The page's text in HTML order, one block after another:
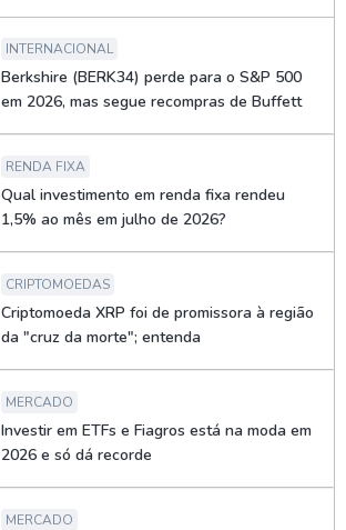
INTERNACIONAL
Berkshire (BERK34) perde para o S&P 500
em 2026, mas segue recompras de Buffett
RENDA FIXA
Qual investimento em renda fixa rendeu
1,5% ao mês em julho de 2026?
CRIPTOMOEDAS
Criptomoeda XRP foi de promissora à região
da "cruz da morte"; entenda
MERCADO
Investir em ETFs e Fiagros está na moda em
2026 e só dá recorde
MERCADO